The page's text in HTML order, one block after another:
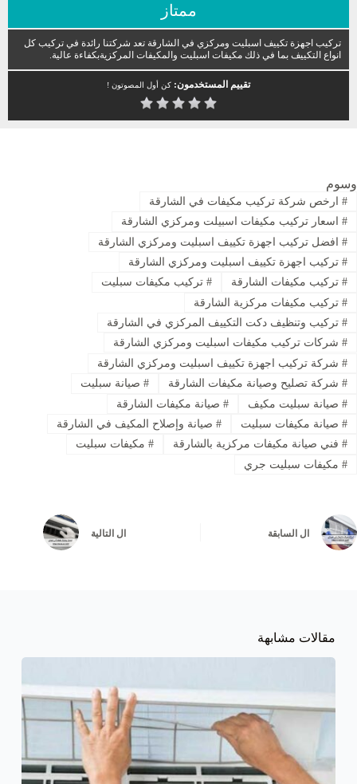
ممتاز
تركيب اجهزة تكييف اسبليت ومركزي في الشارقة تعد شركتنا رائدة في تركيب كل
انواع التكييف بما في ذلك مكيفات اسبليت والمكيفات المركزيةبكفاءة عالية.
تقييم المستخدمون: كن أول المصوتون !
وسوم
#ارخص شركة تركيب مكيفات في الشارقة
#اسعار تركيب مكيفات اسبيلت ومركزي الشارقة
#افضل تركيب اجهزة تكييف اسبليت ومركزي الشارقة
#تركيب اجهزة تكييف اسبليت ومركزي الشارقة
#تركيب مكيفات الشارقة #تركيب مكيفات سبليت
#تركيب مكيفات مركزية الشارقة
#تركيب وتنظيف دكت التكييف المركزي في الشارقة
#شركات تركيب مكيفات اسبليت ومركزي الشارقة
#شركة تركيب اجهزة تكييف اسبليت ومركزي الشارقة
#شركة تصليح وصيانة مكيفات الشارقة #صيانة سبليت
#صيانة سبليت مكيف #صيانة مكيفات الشارقة
#صيانة مكيفات سبليت #صيانة وإصلاح المكيف في الشارقة
#فني صيانة مكيفات مركزية بالشارقة #مكيفات سبليت
#مكيفات سبليت جري
ال السابقة ال التالية
مقالات مشابهة